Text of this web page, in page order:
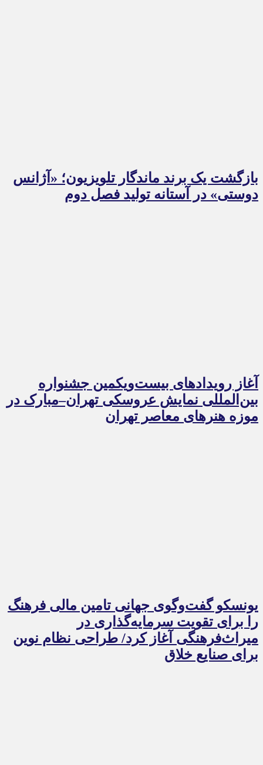
بازگشت یک برند ماندگار تلویزیون؛ «آژانس
دوستی» در آستانه تولید فصل دوم
آغاز رویدادهای بیست‌ویکمین جشنواره
بین‌المللی نمایش عروسکی تهران–مبارک در
موزه هنرهای معاصر تهران
یونسکو گفت‌وگوی جهانی تامین مالی فرهنگ
را برای تقویت سرمایه‌گذاری در
میراث‌فرهنگی آغاز کرد/ طراحی نظام نوین
برای صنایع خلاق